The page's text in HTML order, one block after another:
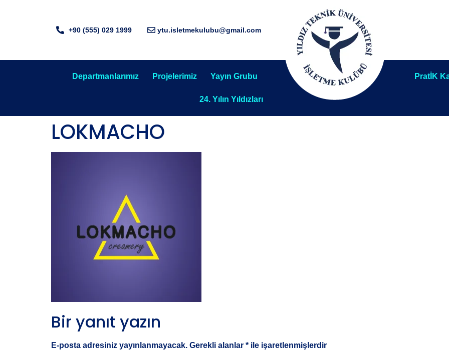
+90 (555) 029 1999 ytu.isletmekulubu@gmail.com
Departmanlarımız Projelerimiz Yayın Grubu
24. Yılın Yıldızları
PratİK
LOKMACHO
Bir yanıt yazın
E-posta adresiniz yayınlanmayacak. Gerekli alanlar * ile işaretlenmişlerdir